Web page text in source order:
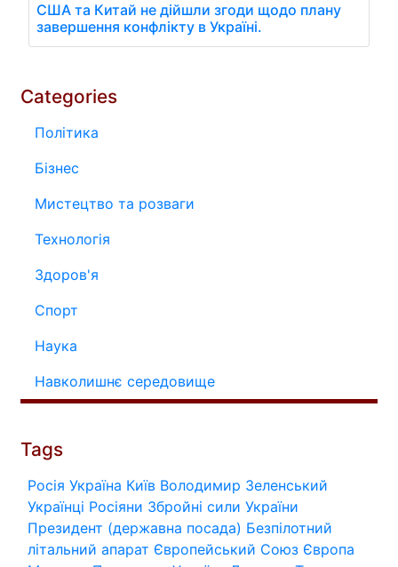
США та Китай не дійшли згоди щодо плану
завершення конфлікту в Україні.
Categories
Політика
Бізнес
Мистецтво та розваги
Технологія
Здоров'я
Спорт
Наука
Навколишнє середовище
Tags
Росія Україна Київ Володимир Зеленський
Українці Росіяни Збройні сили України
Президент (державна посада) Безпілотний
літальний апарат Європейський Союз Європа